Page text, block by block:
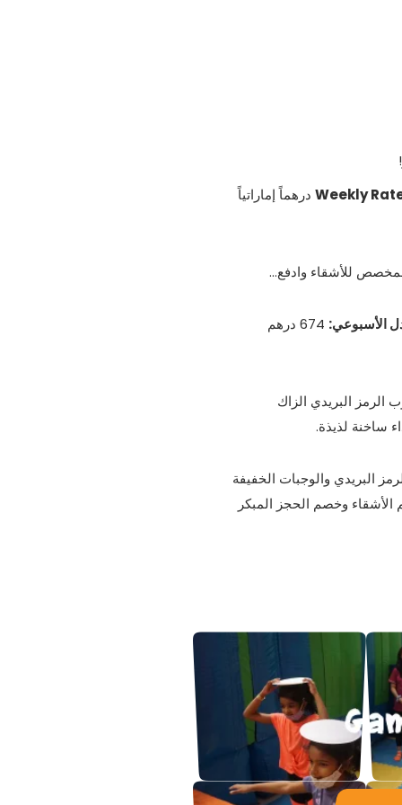
749 درهماً إماراتياً
الأسبوعي:
674 درهم
الرمز البريدي الزاك
ساخنة لذيذة.
البريدي والوجبات الخفيفة
الأشقاء وخصم الحجز المبكر